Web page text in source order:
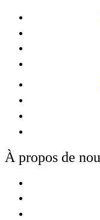
À propos de